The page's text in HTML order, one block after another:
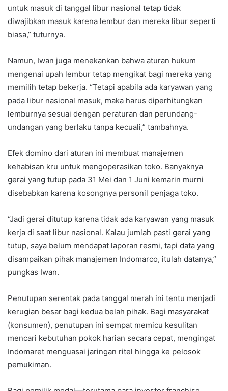
untuk masuk di tanggal libur nasional tetap tidak
diwajibkan masuk karena lembur dan mereka libur seperti
biasa,” tuturnya.
Namun, Iwan juga menekankan bahwa aturan hukum
mengenai upah lembur tetap mengikat bagi mereka yang
memilih tetap bekerja. “Tetapi apabila ada karyawan yang
pada libur nasional masuk, maka harus diperhitungkan
lemburnya sesuai dengan peraturan dan perundang-
undangan yang berlaku tanpa kecuali,” tambahnya.
Efek domino dari aturan ini membuat manajemen
kehabisan kru untuk mengoperasikan toko. Banyaknya
gerai yang tutup pada 31 Mei dan 1 Juni kemarin murni
disebabkan karena kosongnya personil penjaga toko.
“Jadi gerai ditutup karena tidak ada karyawan yang masuk
kerja di saat libur nasional. Kalau jumlah pasti gerai yang
tutup, saya belum mendapat laporan resmi, tapi data yang
disampaikan pihak manajemen Indomarco, itulah datanya,”
pungkas Iwan.
Penutupan serentak pada tanggal merah ini tentu menjadi
kerugian besar bagi kedua belah pihak. Bagi masyarakat
(konsumen), penutupan ini sempat memicu kesulitan
mencari kebutuhan pokok harian secara cepat, mengingat
Indomaret menguasai jaringan ritel hingga ke pelosok
pemukiman.